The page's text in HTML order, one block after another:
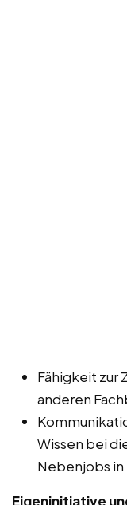
Fähigkeit zur
anderen
Wissen bei
Nebenjobs in
Eigeninitiative